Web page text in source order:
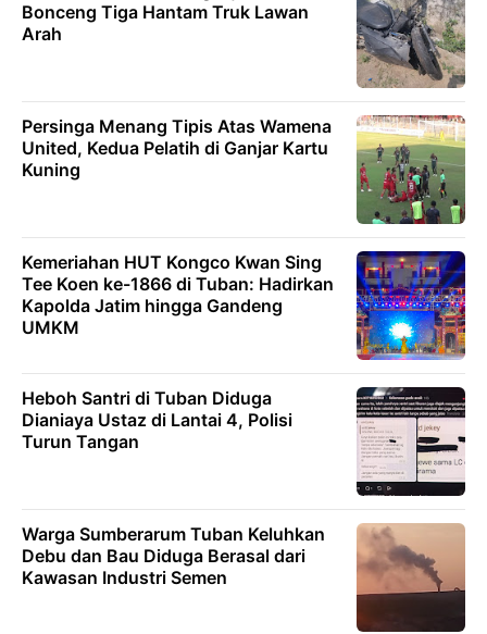
Bonceng Tiga Hantam Truk Lawan
Arah
Persinga Menang Tipis Atas Wamena
United, Kedua Pelatih di Ganjar Kartu
Kuning
Kemeriahan HUT Kongco Kwan Sing
Tee Koen ke-1866 di Tuban: Hadirkan
Kapolda Jatim hingga Gandeng
UMKM
Heboh Santri di Tuban Diduga
Dianiaya Ustaz di Lantai 4, Polisi
Turun Tangan
Warga Sumberarum Tuban Keluhkan
Debu dan Bau Diduga Berasal dari
Kawasan Industri Semen